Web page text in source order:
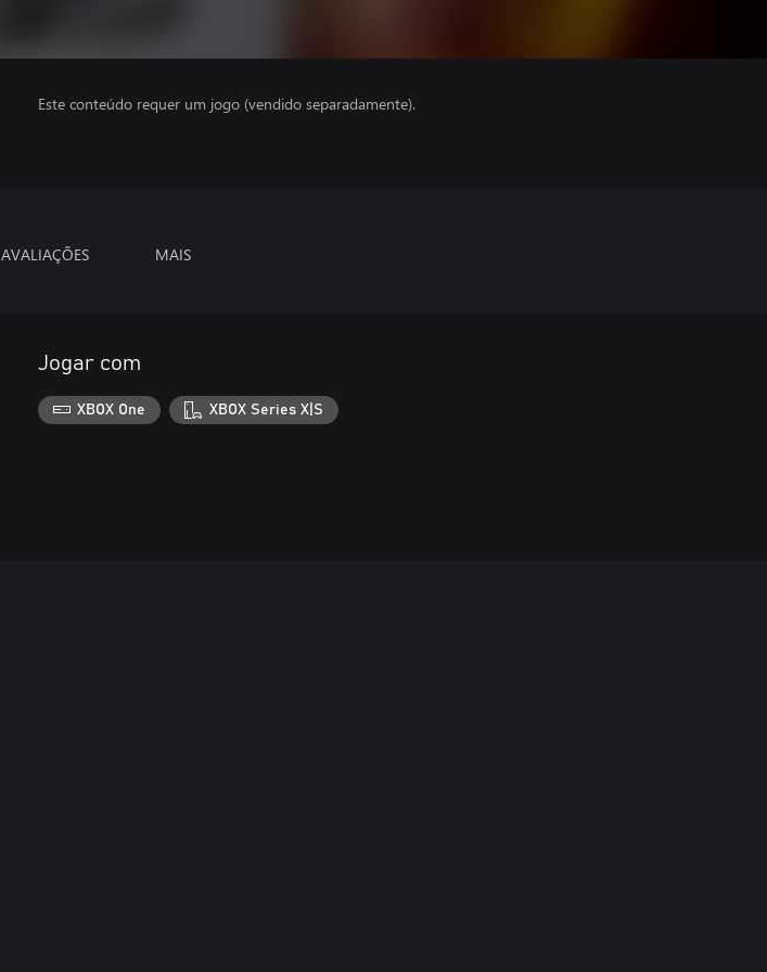
Este conteúdo requer um jogo (vendido separadamente).
AVALIAÇÕES MAIS
Jogar com
XBOX One XBOX Series X|S